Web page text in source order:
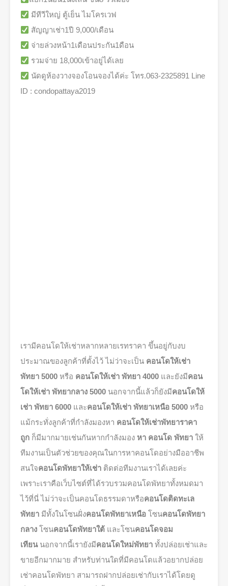
มีทีวีใหญ่ ตู้เย็น ไมโครเวฟ
สัญญาเช่า1ปี 9,000/เดือน
จ่ายล่วงหน้า1เดือนประกัน1ดือน
รวมจ่าย 18,000เข้าอยู่ได้เลย
นัดดูห้องวางจองโอนจองได้ค่ะ โทร.063-2325891 Line
ID : condopattaya2019
เรามีคอนโดให้เช่าหลากหลายเรทราคา ขึ้นอยู่กับงบ
ประมาณของลูกค้าที่ตั้งไว้ ไม่ว่าจะเป็น คอนโดให้เช่า
พัทยา 5000 หรือ คอนโดให้เช่า พัทยา 4000 และยังมีคอน
โดให้เช่า พัทยากลาง 5000 นอกจากนี้แล้วก็ยังมีคอนโดให้
เช่า พัทยา 6000 และคอนโดให้เช่า พัทยาเหนือ 5000 หรือ
แม้กระทั่งลูกค้าที่กำลังมองหา คอนโดให้เช่าพัทยาราคา
ถูก ก็มีมากมายเช่นกันหากกำลังมอง หา คอนโด พัทยา ให้
ทีมงานเป็นตัวช่วยของคุณในการหาคอนโดอย่างมืออาชีพ
สนใจคอนโดพัทยาให้เช่า ติดต่อทีมงานเราได้เลยค่ะ
เพราะเราคือเว็บไซต์ที่ได้รวบรวมคอนโดพัทยาทั้งหมดมา
ไว้ที่นี่ ไม่ว่าจะเป็นคอนโดธรรมดาหรือคอนโดติดทะเล
พัทยา มีทั้งในโซนฝั่งคอนโดพัทยาเหนือ โซนคอนโดพัทยา
กลาง โซนคอนโดพัทยาใต้ และโซนคอนโดจอม
เทียน นอกจากนี้เรายังมีคอนโดใหม่พัทยา ทั้งปล่อยเช่าและ
ขายอีกมากมาย สำหรับท่านใดที่มีคอนโดแล้วอยากปล่อย
เช่าคอนโดพัทยา สามารถฝากปล่อยเช่ากับเราได้โดยดู